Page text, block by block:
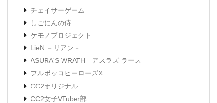
チェイサーゲーム
しごにんの侍
ケモノプロジェクト
LieN －リアン－
ASURA'S WRATH アスラズ ラース
フルボッコヒーローズX
CC2オリジナル
CC2女子VTuber部